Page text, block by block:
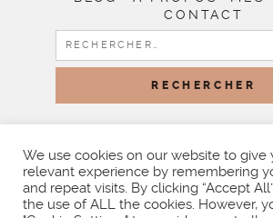
CONTACT
BY LITTLE THEME
We use cookies on our website to give
relevant experience by remembering
and repeat visits. By clicking “Accept
the use of ALL the cookies. However,